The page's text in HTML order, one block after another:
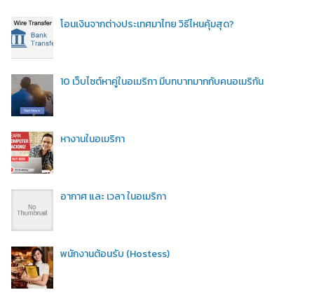
โอนเงินจากต่างประเทศมาไทย วิธีไหนคุ้มสุด?
10 เว็บไซต์หาคู่ในอเมริกา มีบทบาทมากกับคนอเมริกัน
หางานในอเมริกา
อากาศ และ เวลา ในอเมริกา
พนักงานต้อนรับ (Hostess)